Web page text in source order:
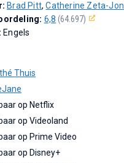
Brad Pitt,Catherine Zeta-
6,8 (64.697)
Engels
Thuis
op Netflix
op Videoland
op Prime Video
op Disney+